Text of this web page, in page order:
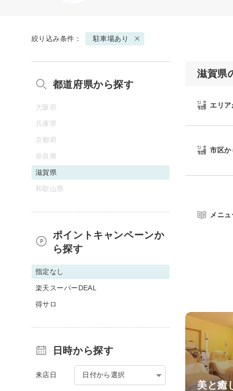
絞り込み条件： 駐車場あり
滋賀県
エリ
市区か
メニ
美と癒
都道府県から探す
大阪府
兵庫県
京都府
奈良県
滋賀県
和歌山県
ポイントキャンペーンか
ら探す
指定なし
楽天スーパーDEAL
得サロ
日時から探す
来店日 日付から選択